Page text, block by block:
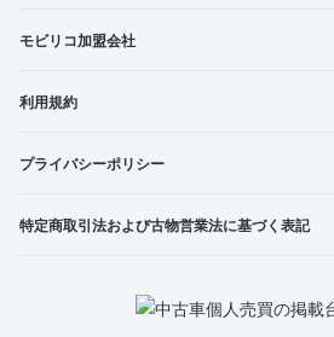
モビリコ加盟会社
利用規約
プライバシーポリシー
特定商取引法および古物営業法に基づく表記